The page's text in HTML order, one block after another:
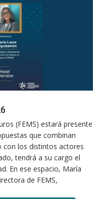
(FEMS) estará presente
que combinan
con los distintos actores
tendrá a su cargo el
En ese espacio, María
de FEMS,